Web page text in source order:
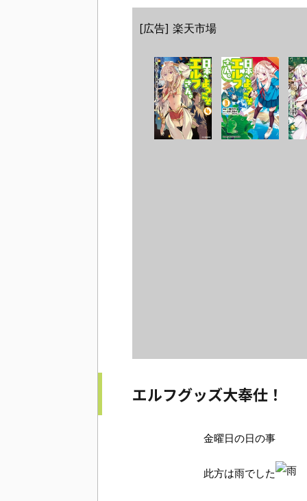
[広告] 楽天市場
エルフグッズ大奉仕！
金曜日の日の事
此方は雨でした